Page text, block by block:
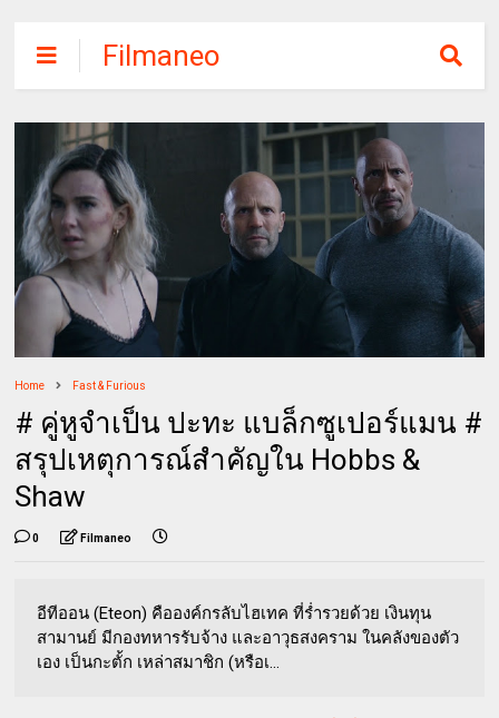
Filmaneo
Home Fast & Furious
# คู่หูจำเป็น ปะทะ แบล็กซูเปอร์แมน #
สรุปเหตุการณ์สำคัญใน Hobbs &
Shaw
0 Filmaneo
อีทีออน (Eteon) คือองค์กรลับไฮเทค ที่ร่ำรวยด้วย เงินทุน
สามานย์ มีกองทหารรับจ้าง และอาวุธสงคราม ในคลังของตัว
เอง เป็นกะตั้ก เหล่าสมาชิก (หรือเ...